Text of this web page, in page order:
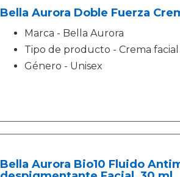
Bella Aurora Doble Fuerza
Marca - Bella Aurora
Tipo de producto - Crema
Género - Unisex
Bella Aurora Bio10 Fluido